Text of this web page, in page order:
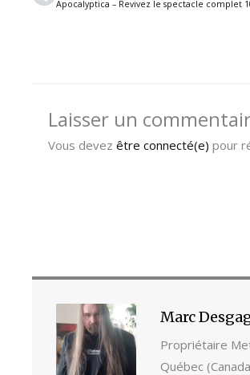
Laisser un
Vous devez être connecté(e) pour
Marc
Propriétaire
Québec